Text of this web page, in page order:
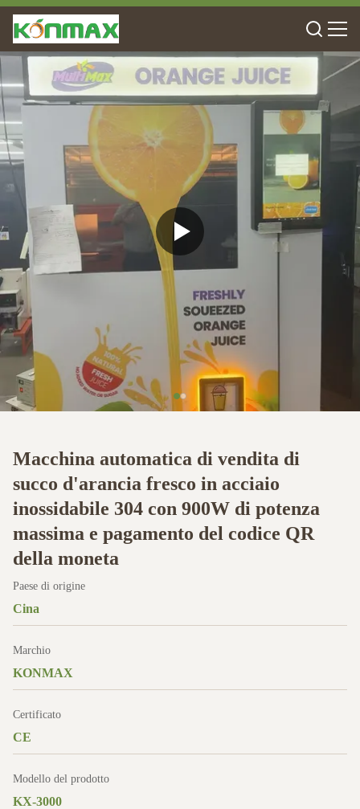
Macchina automatica di vendita di
succo d'arancia fresco in acciaio
inossidabile 304 con 900W di potenza
massima e pagamento del codice QR
della moneta
Paese di origine
Cina
Marchio
KONMAX
Certificato
CE
Modello del prodotto
KX-3000